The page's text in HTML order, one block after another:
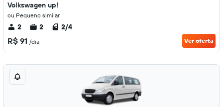
Volkswagen up!
ou Pequeno similar
2 2 2/4
R$ 91 /dia Ver oferta